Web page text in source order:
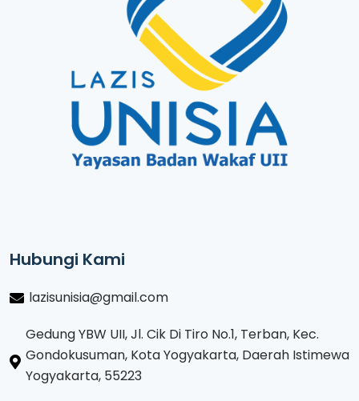
Hubungi Kami
lazisunisia@gmail.com
Gedung YBW UII, Jl. Cik Di Tiro No.1, Terban, Kec.
Gondokusuman, Kota Yogyakarta, Daerah Istimewa
Yogyakarta, 55223